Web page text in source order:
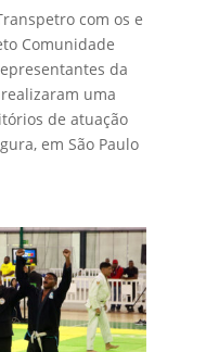
com os e
Comunidade
da
uma
de atuação
em São Paulo